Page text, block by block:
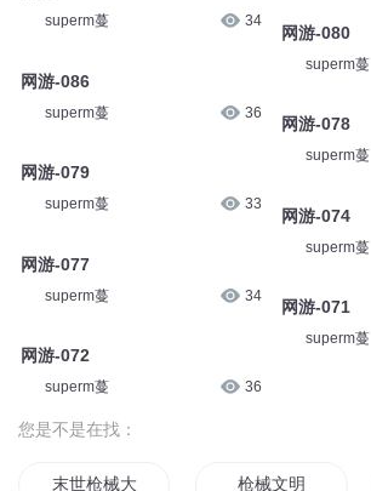
superm蔓 34
网游-086
superm蔓 36
网游-079
superm蔓 33
网游-077
superm蔓 34
网游-072
superm蔓 36
网游-080
superm蔓
网游-078
superm蔓
网游-074
superm蔓
网游-071
superm蔓
您是不是在找：
末世枪械大师 枪械文明